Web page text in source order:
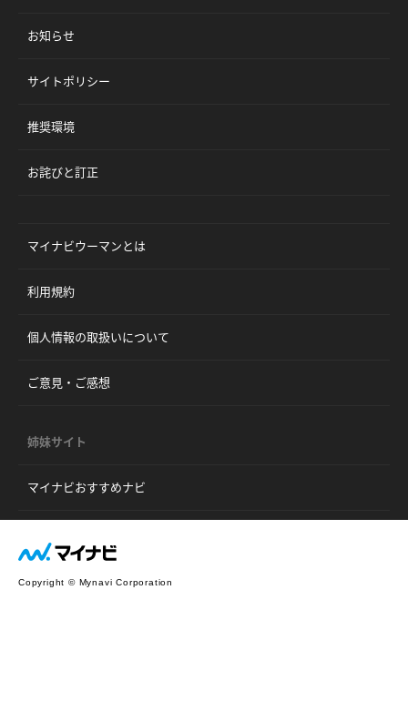
お知らせ
サイトポリシー
推奨環境
お詫びと訂正
マイナビウーマンとは
利用規約
個人情報の取扱いについて
ご意見・ご感想
姉妹サイト
マイナビおすすめナビ
Copyright © Mynavi Corporation